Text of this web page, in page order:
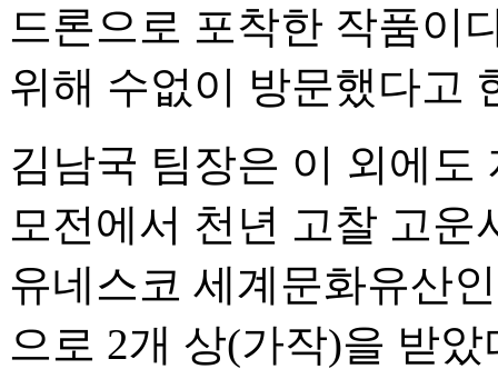
드론으로 포착한 작품이
위해 수없이 방문했다고
김남국 팀장은 이 외에도
모전에서 천년 고찰 고운
유네스코 세계문화유산
으로 2개 상(가작)을 받